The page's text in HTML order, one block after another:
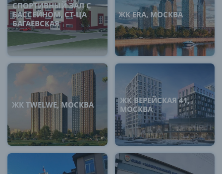
СПОРТИВНЫЙ ЗАЛ С
БАССЕЙНОМ, СТ-ЦА
БАГАЕВСКАЯ
ЖК ERA, МОСКВА
ЖК TWELWE, МОСКВА
ЖК ВЕРЕЙСКАЯ 41,
МОСКВА